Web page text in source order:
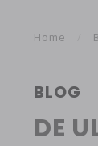
Home
BLOG
DE